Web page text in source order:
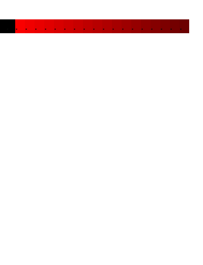
. . . . . . . . . . . . . . . . . .